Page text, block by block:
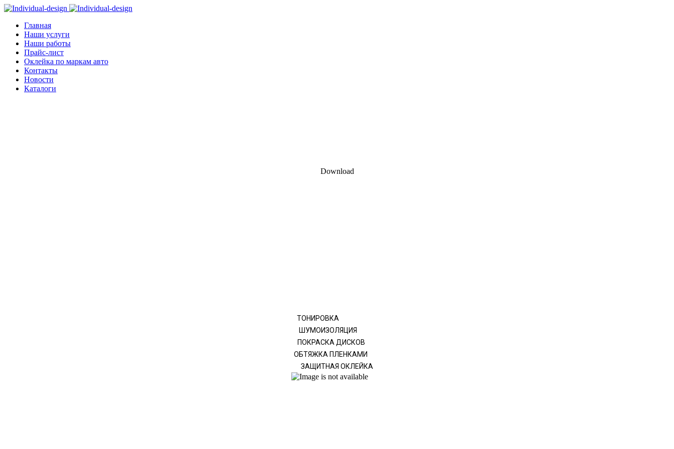
Главная
Наши услуги
Наши работы
Прайс-лист
Оклейка по маркам авто
Контакты
Новости
Каталоги
Download
ТОНИРОВКА
ШУМОИЗОЛЯЦИЯ
ПОКРАСКА ДИСКОВ
ОБТЯЖКА ПЛЕНКАМИ
ЗАЩИТНАЯ ОКЛЕЙКА